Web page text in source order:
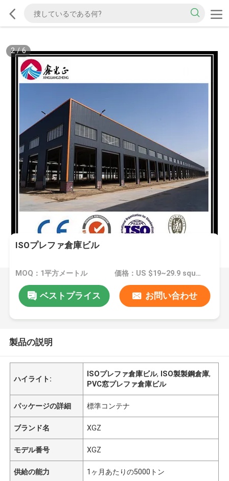
2/6
ISOプレファ倉庫ビル
MOQ：1平方メートル 価格：US $19~29.9 square meter
ベストプライス お問い合わせ
製品の説明
ハイライト:
ISOプレファ倉庫ビル, ISO製製鋼倉庫,
PVC窓プレファ倉庫ビル
パッケージの詳細 標準コンテナ
ブランド名 XGZ
モデル番号 XGZ
供給の能力 1ヶ月あたりの5000トン